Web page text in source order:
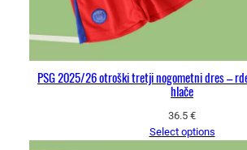
PSG 2025/26 otroški tretji nogometni dres –
hlače
36.5 €
Select options